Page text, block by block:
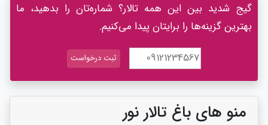
گیج شدید بین این همه تالار؟ شماره‌تان را بدهید، ما
بهترین گزینه‌ها را برایتان پیدا می‌کنیم.
منو های باغ تالار نور